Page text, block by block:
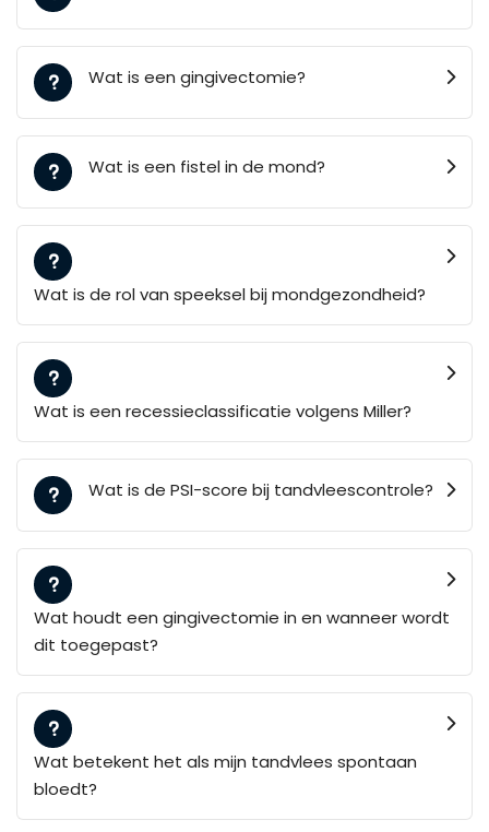
Wat is een gingivectomie?
Wat is een fistel in de mond?
Wat is de rol van speeksel bij mondgezondheid?
Wat is een recessieclassificatie volgens Miller?
Wat is de PSI-score bij tandvleescontrole?
Wat houdt een gingivectomie in en wanneer wordt
dit toegepast?
Wat betekent het als mijn tandvlees spontaan
bloedt?